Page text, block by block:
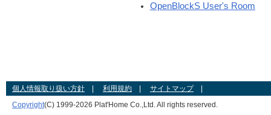
OpenBlockS User's Room
個人情報取り扱い方針 | 利用規約 | サイトマップ|
Copyright(C) 1999-2026 Plat'Home Co.,Ltd. All rights reserved.